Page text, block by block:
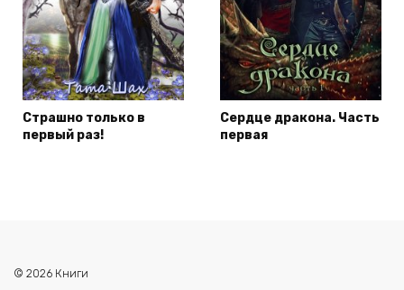
Страшно только в
первый раз!
Сердце дракона. Часть
первая
© 2026 Книги